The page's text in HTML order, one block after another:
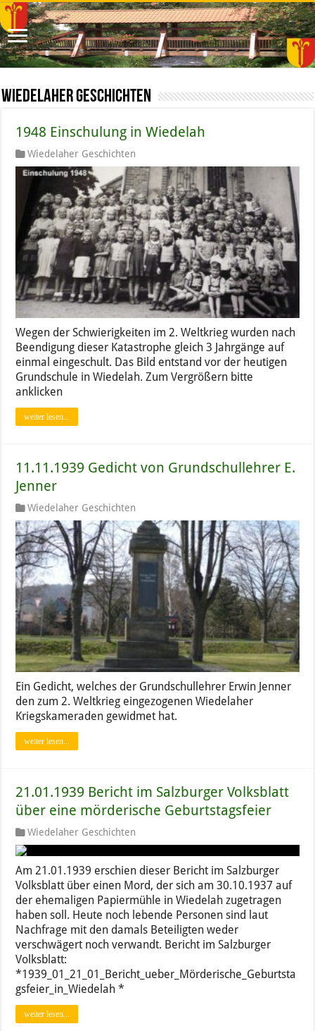
Wiedelaher Geschichten
1948 Einschulung in Wiedelah
Wiedelaher Geschichten
Wegen der Schwierigkeiten im 2. Weltkrieg wurden nach
Beendigung dieser Katastrophe gleich 3 Jahrgänge auf
einmal eingeschult. Das Bild entstand vor der heutigen
Grundschule in Wiedelah. Zum Vergrößern bitte
anklicken
weiter lesen...
11.11.1939 Gedicht von Grundschullehrer E.
Jenner
Wiedelaher Geschichten
Ein Gedicht, welches der Grundschullehrer Erwin Jenner
den zum 2. Weltkrieg eingezogenen Wiedelaher
Kriegskameraden gewidmet hat.
weiter lesen...
21.01.1939 Bericht im Salzburger Volksblatt
über eine mörderische Geburtstagsfeier
Wiedelaher Geschichten
Am 21.01.1939 erschien dieser Bericht im Salzburger
Volksblatt über einen Mord, der sich am 30.10.1937 auf
der ehemaligen Papiermühle in Wiedelah zugetragen
haben soll. Heute noch lebende Personen sind laut
Nachfrage mit den damals Beteiligten weder
verschwägert noch verwandt. Bericht im Salzburger
Volksblatt:
*1939_01_21_01_Bericht_ueber_Mörderische_Geburtsta
gsfeier_in_Wiedelah *
weiter lesen...